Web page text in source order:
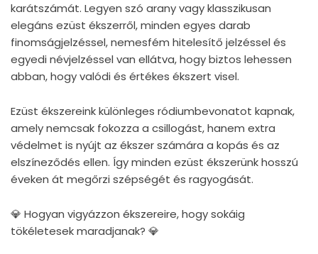
karátszámát. Legyen szó arany vagy klasszikusan
elegáns ezüst ékszerről, minden egyes darab
finomságjelzéssel, nemesfém hitelesítő jelzéssel és
egyedi névjelzéssel van ellátva, hogy biztos lehessen
abban, hogy valódi és értékes ékszert visel.
Ezüst ékszereink különleges ródiumbevonatot kapnak,
amely nemcsak fokozza a csillogást, hanem extra
védelmet is nyújt az ékszer számára a kopás és az
elszíneződés ellen. Így minden ezüst ékszerünk hosszú
éveken át megőrzi szépségét és ragyogását.
💎 Hogyan vigyázzon ékszereire, hogy sokáig
tökéletesek maradjanak? 💎